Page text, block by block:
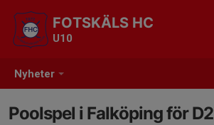
Nyheter
FOTSKÄLS HC
U10
Poolspel i Falköping för D2